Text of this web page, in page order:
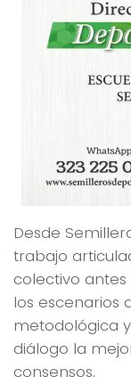
Desde
trabajo
colectivo
los escenarios
metodológica
diálogo la
consensos.